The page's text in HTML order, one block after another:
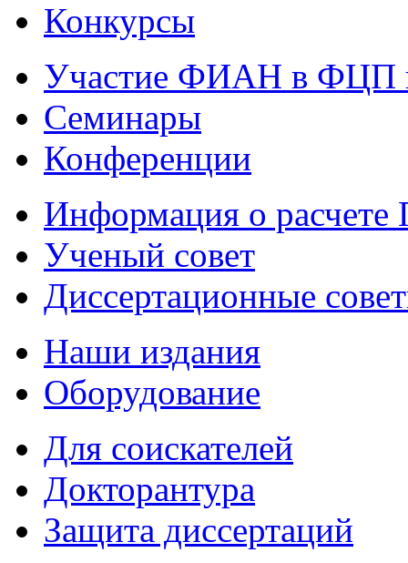
Конкурсы
Участие ФИАН в ФЦП
Семинары
Конференции
Информация о
Ученый совет
Диссертационные
Наши издания
Оборудование
Для соискателей
Докторантура
Защита диссертаций